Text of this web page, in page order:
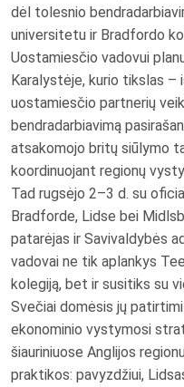
dėl tolesnio
universitetu ir Bradfordo
Uostamiesčio vadovui
Karalystėje, kurio tikslas –
uostamiesčio partnerių
bendradarbiavimą
atsakomojo britų siūlymo
koordinuojant regionų
Tad rugsėjo 2–3 d. su
Bradforde, Lidse bei
patarėjas ir Savivaldybės
vadovai ne tik aplankys
kolegiją, bet ir susitiks su
Svečiai domėsis jų
ekonominio vystymosi
šiauriniuose Anglijos
praktikos: pavyzdžiui,